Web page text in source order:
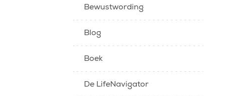
Bewustwording
Blog
Boek
De LifeNavigator